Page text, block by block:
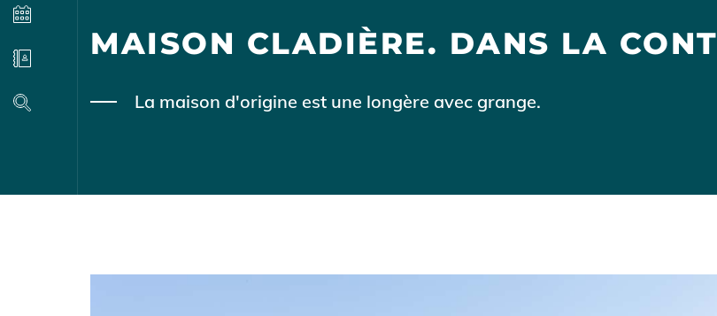
MAISON CLADIÈRE. DANS LA
Body
La maison d'origine est une longère avec grange.
Annuaire
Recherche
Illustration